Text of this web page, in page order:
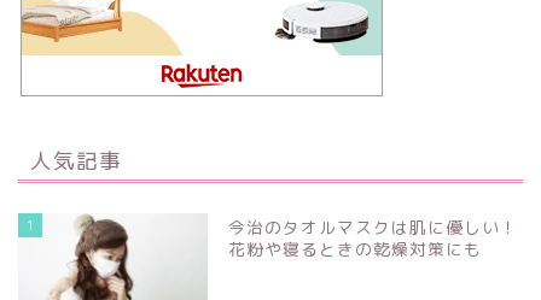
人気記事
1
今治のタオルマスクは肌に優しい！
花粉や寝るときの乾燥対策にも